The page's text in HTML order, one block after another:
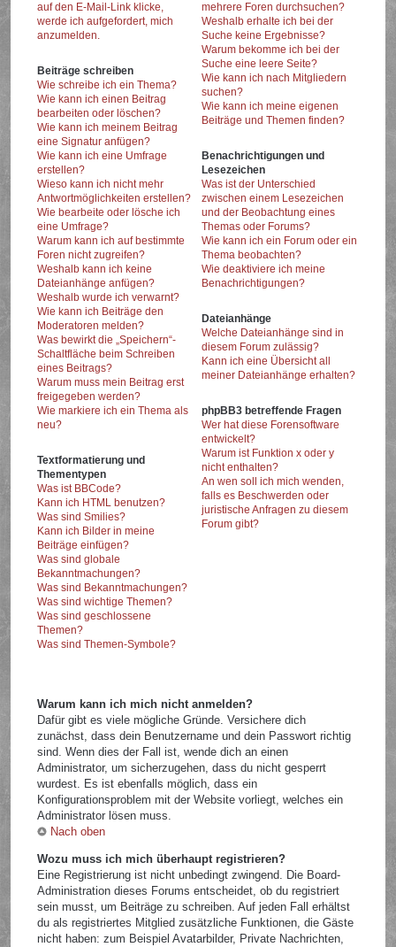
auf den E-Mail-Link klicke,
werde ich aufgefordert, mich
anzumelden.
Beiträge schreiben
Wie schreibe ich ein Thema?
Wie kann ich einen Beitrag
bearbeiten oder löschen?
Wie kann ich meinem Beitrag
eine Signatur anfügen?
Wie kann ich eine Umfrage
erstellen?
Wieso kann ich nicht mehr
Antwortmöglichkeiten erstellen?
Wie bearbeite oder lösche ich
eine Umfrage?
Warum kann ich auf bestimmte
Foren nicht zugreifen?
Weshalb kann ich keine
Dateianhänge anfügen?
Weshalb wurde ich verwarnt?
Wie kann ich Beiträge den
Moderatoren melden?
Was bewirkt die „Speichern“-
Schaltfläche beim Schreiben
eines Beitrags?
Warum muss mein Beitrag erst
freigegeben werden?
Wie markiere ich ein Thema als
neu?
Textformatierung und
Thementypen
Was ist BBCode?
Kann ich HTML benutzen?
Was sind Smilies?
Kann ich Bilder in meine
Beiträge einfügen?
Was sind globale
Bekanntmachungen?
Was sind Bekanntmachungen?
Was sind wichtige Themen?
Was sind geschlossene
Themen?
Was sind Themen-Symbole?
mehrere Foren durchsuchen?
Weshalb erhalte ich bei der
Suche keine Ergebnisse?
Warum bekomme ich bei der
Suche eine leere Seite?
Wie kann ich nach Mitgliedern
suchen?
Wie kann ich meine eigenen
Beiträge und Themen finden?
Benachrichtigungen und
Lesezeichen
Was ist der Unterschied
zwischen einem Lesezeichen
und der Beobachtung eines
Themas oder Forums?
Wie kann ich ein Forum oder ein
Thema beobachten?
Wie deaktiviere ich meine
Benachrichtigungen?
Dateianhänge
Welche Dateianhänge sind in
diesem Forum zulässig?
Kann ich eine Übersicht all
meiner Dateianhänge erhalten?
phpBB3 betreffende Fragen
Wer hat diese Forensoftware
entwickelt?
Warum ist Funktion x oder y
nicht enthalten?
An wen soll ich mich wenden,
falls es Beschwerden oder
juristische Anfragen zu diesem
Forum gibt?
Warum kann ich mich nicht anmelden?
Dafür gibt es viele mögliche Gründe. Versichere dich
zunächst, dass dein Benutzername und dein Passwort richtig
sind. Wenn dies der Fall ist, wende dich an einen
Administrator, um sicherzugehen, dass du nicht gesperrt
wurdest. Es ist ebenfalls möglich, dass ein
Konfigurationsproblem mit der Website vorliegt, welches ein
Administrator lösen muss.
Nach oben
Wozu muss ich mich überhaupt registrieren?
Eine Registrierung ist nicht unbedingt zwingend. Die Board-
Administration dieses Forums entscheidet, ob du registriert
sein musst, um Beiträge zu schreiben. Auf jeden Fall erhältst
du als registriertes Mitglied zusätzliche Funktionen, die Gäste
nicht haben: zum Beispiel Avatarbilder, Private Nachrichten,